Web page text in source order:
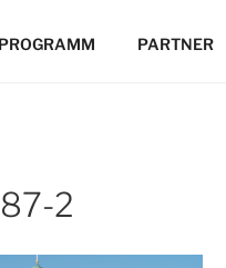
PARTNER
2